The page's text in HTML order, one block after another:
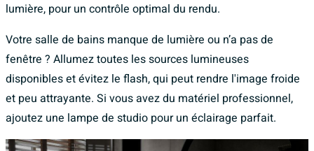
lumière, pour un contrôle optimal du rendu.
Votre salle de bains manque de lumière ou n’a pas de
fenêtre ? Allumez toutes les sources lumineuses
disponibles et évitez le flash, qui peut rendre l'image froide
et peu attrayante. Si vous avez du matériel professionnel,
ajoutez une lampe de studio pour un éclairage parfait.